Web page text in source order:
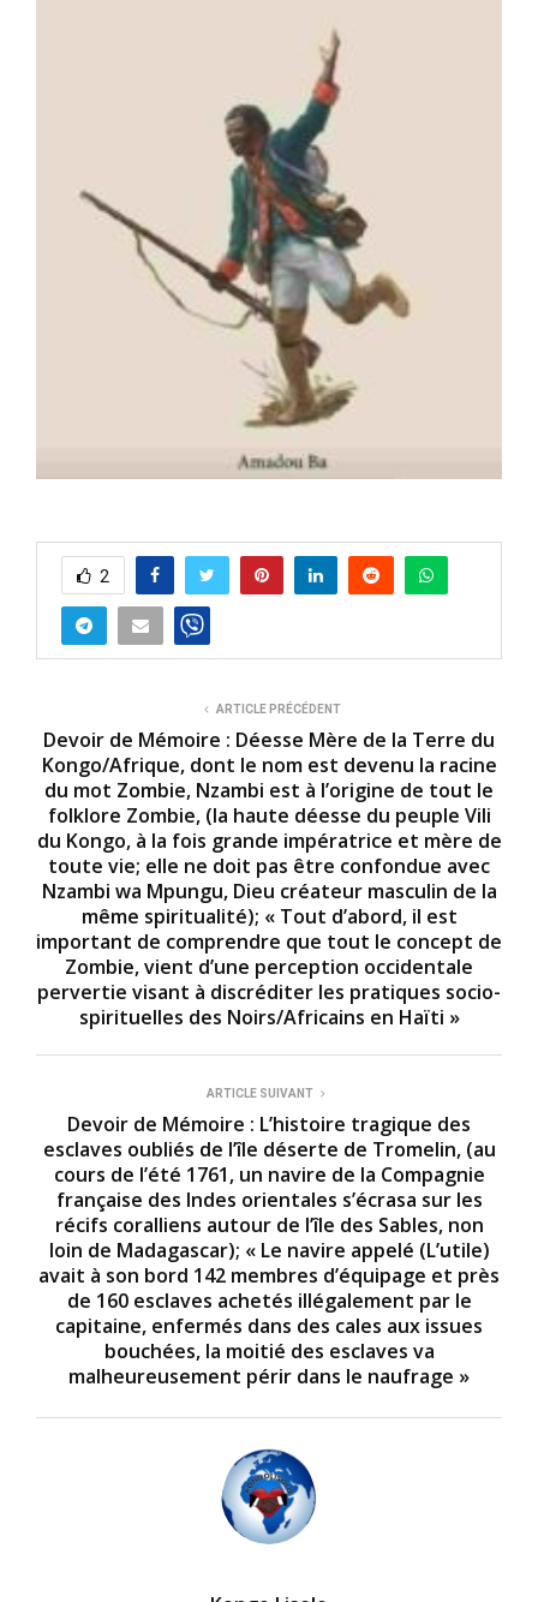
2
ARTICLE PRÉCÉDENT
Devoir de Mémoire : Déesse Mère de la Terre du
Kongo/Afrique, dont le nom est devenu la racine
du mot Zombie, Nzambi est à l’origine de tout le
folklore Zombie, (la haute déesse du peuple Vili
du Kongo, à la fois grande impératrice et mère de
toute vie; elle ne doit pas être confondue avec
Nzambi wa Mpungu, Dieu créateur masculin de la
même spiritualité); « Tout d’abord, il est
important de comprendre que tout le concept de
Zombie, vient d’une perception occidentale
pervertie visant à discréditer les pratiques socio-
spirituelles des Noirs/Africains en Haïti »
ARTICLE SUIVANT
Devoir de Mémoire : L’histoire tragique des
esclaves oubliés de l’île déserte de Tromelin, (au
cours de l’été 1761, un navire de la Compagnie
française des Indes orientales s’écrasa sur les
récifs coralliens autour de l’île des Sables, non
loin de Madagascar); « Le navire appelé (L’utile)
avait à son bord 142 membres d’équipage et près
de 160 esclaves achetés illégalement par le
capitaine, enfermés dans des cales aux issues
bouchées, la moitié des esclaves va
malheureusement périr dans le naufrage »